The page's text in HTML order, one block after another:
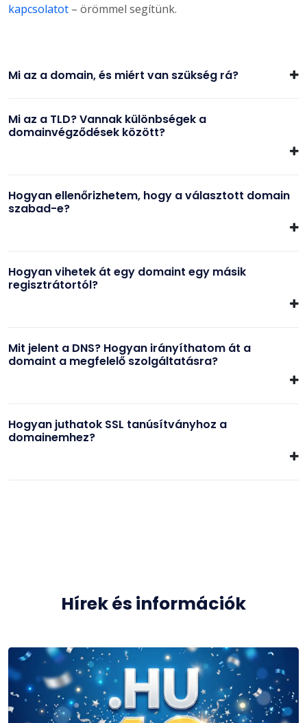
kapcsolatot – örömmel segítünk.
Mi az a domain, és miért van szükség rá?
Mi az a TLD? Vannak különbségek a
domainvégződések között?
Hogyan ellenőrizhetem, hogy a választott domain
szabad-e?
Hogyan vihetek át egy domaint egy másik
regisztrátortól?
Mit jelent a DNS? Hogyan irányíthatom át a
domaint a megfelelő szolgáltatásra?
Hogyan juthatok SSL tanúsítványhoz a
domainemhez?
Hírek és információk